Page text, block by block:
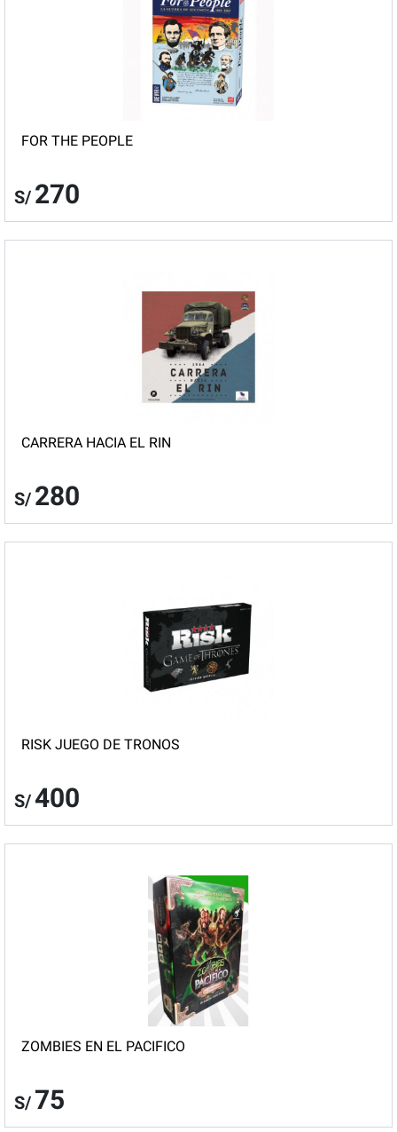
FOR THE PEOPLE
S/ 270
CARRERA HACIA EL RIN
S/ 280
RISK JUEGO DE TRONOS
S/400
ZOMBIES EN EL PACIFICO
S/75